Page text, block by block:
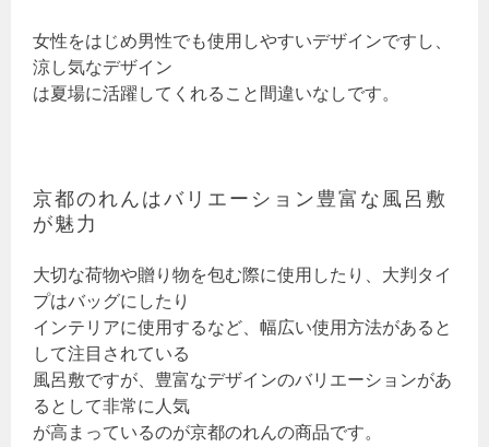
女性をはじめ男性でも使用しやすいデザインですし、
涼し気なデザイン
は夏場に活躍してくれること間違いなしです。
京都のれんはバリエーション豊富な風呂敷
が魅力
大切な荷物や贈り物を包む際に使用したり、大判タイ
プはバッグにしたり
インテリアに使用するなど、幅広い使用方法があると
して注目されている
風呂敷ですが、豊富なデザインのバリエーションがあ
るとして非常に人気
が高まっているのが京都のれんの商品です。